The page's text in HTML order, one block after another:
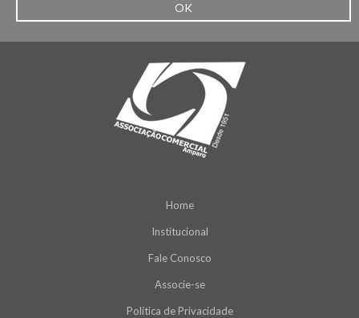
OK
Home
Institucional
Fale Conosco
Associe-se
Política de Privacidade